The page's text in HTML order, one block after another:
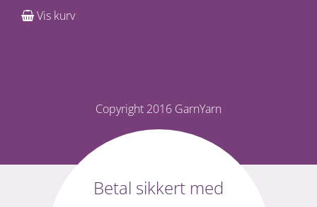
Vis kurv
Copyright 2016 GarnYarn
Facebook
Betal sikkert med